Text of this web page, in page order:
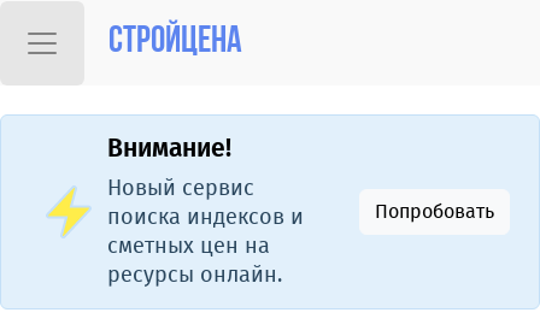
Стройцена
Внимание!
Новый сервис
поиска индексов и
сметных цен на
ресурсы онлайн.
Попробовать